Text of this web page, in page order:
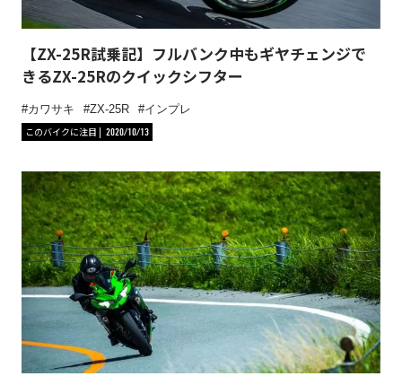
【ZX-25R試乗記】フルバンク中もギヤチェンジで
きるZX-25Rのクイックシフター
カワサキ ZX-25R
インプレ
このバイクに注目
2020/10/13